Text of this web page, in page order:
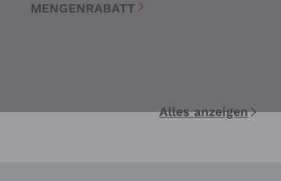
MENGENRABATT
Alles anzeigen